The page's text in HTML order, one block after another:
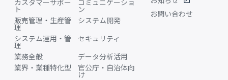
ト
ン
販売管理・生産管
理
システム開発
システム運用・管
理
セキュリティ
業務全般
データ分析活用
業界・業種特化型
官公庁・自治体向
け
お問い合わせ